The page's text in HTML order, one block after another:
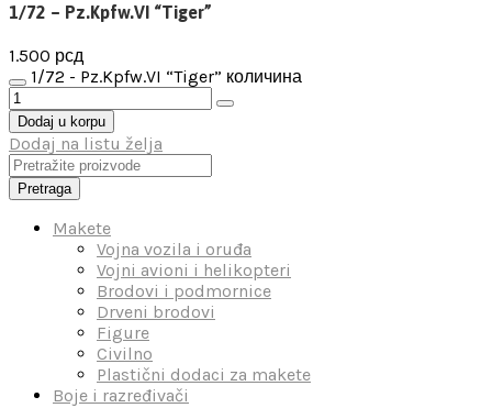
1/72 – Pz.Kpfw.VI “Tiger”
1.500 рсд
1/72 - Pz.Kpfw.VI “Tiger” количина
Dodaj u korpu
Dodaj na listu želja
Pretraga
Makete
Vojna vozila i oruđa
Vojni avioni i helikopteri
Brodovi i podmornice
Drveni brodovi
Figure
Civilno
Plastični dodaci za makete
Boje i razređivači